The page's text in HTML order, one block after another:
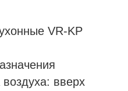
VR-KP
вверх